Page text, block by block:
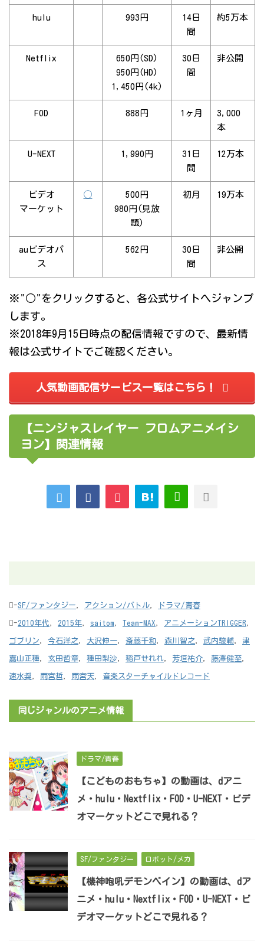
hulu 993円
14日
間
約5万本
Netflix
650円(SD)
950円(HD)
1,450円(4k)
30日
間
非公開
FOD 888円 1ヶ月
3,000
本
U-NEXT 1,990円
31日
間
12万本
ビデオ
マーケット
◯
500円
980円(見放
題)
初月 19万本
auビデオパ
ス
562円
30日
間
非公開
※"○"をクリックすると、各公式サイトへジャンプ
します。
※2018年9月15日時点の配信情報ですので、最新情
報は公式サイトでご確認ください。
人気動画配信サービス一覧はこちら！
【ニンジャスレイヤー フロムアニメイシ
ヨン】関連情報
-SF/ファンタジー, アクション/バトル, ドラマ/青春
-2010年代, 2015年, saitom, Team-MAX, アニメーションTRIGGER,
ゴブリン, 今石洋之, 大沢伸一, 斎藤千和 , 森川智之, 武内駿輔, 津
嘉山正種, 玄田哲章, 種田梨沙, 稲戸せれれ, 芳垣祐介, 藤澤健至,
速水奨, 雨宮哲, 雨宮天, 音楽スターチャイルドレコード
同じジャンルのアニメ情報
ドラマ/青春
【こどものおもちゃ】の動画は、dアニ
メ・hulu・Nextflix・FOD・U-NEXT・ビデ
オマーケットどこで見れる？
SF/ファンタジー ロボット/メカ
【機神咆吼デモンベイン】の動画は、dア
ニメ・hulu・Nextflix・FOD・U-NEXT・ビ
デオマーケットどこで見れる？